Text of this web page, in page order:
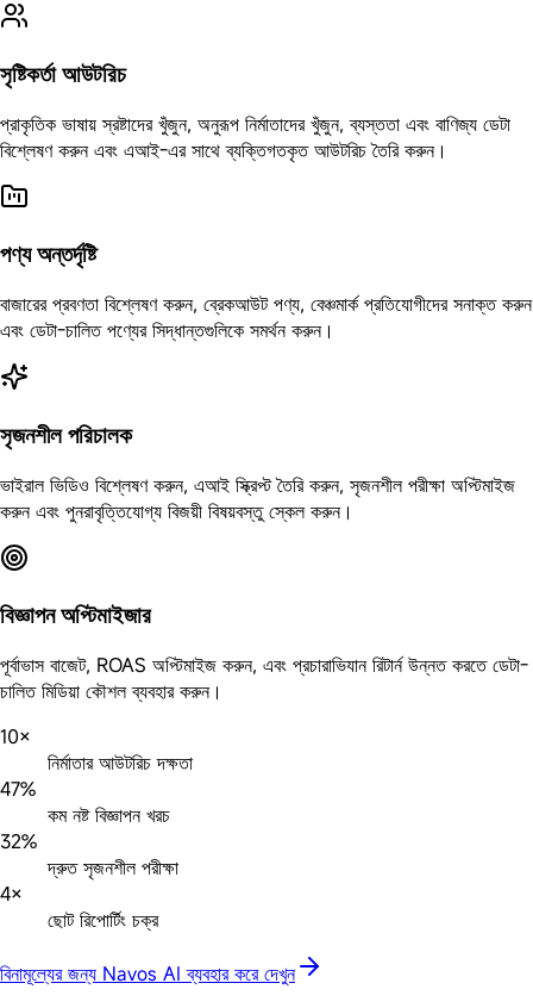
সৃষ্টিকর্তা আউটরিচ
প্রাকৃতিক ভাষায় স্রষ্টাদের খুঁজুন, অনুরূপ নির্মাতাদের খুঁজুন, ব্যস্ততা এবং বাণিজ্য ডেটা
বিশ্লেষণ করুন এবং এআই-এর সাথে ব্যক্তিগতকৃত আউটরিচ তৈরি করুন।
পণ্য অন্তর্দৃষ্টি
বাজারের প্রবণতা বিশ্লেষণ করুন, ব্রেকআউট পণ্য, বেঞ্চমার্ক প্রতিযোগীদের সনাক্ত করুন
এবং ডেটা-চালিত পণ্যের সিদ্ধান্তগুলিকে সমর্থন করুন।
সৃজনশীল পরিচালক
ভাইরাল ভিডিও বিশ্লেষণ করুন, এআই স্ক্রিপ্ট তৈরি করুন, সৃজনশীল পরীক্ষা অপ্টিমাইজ
করুন এবং পুনরাবৃত্তিযোগ্য বিজয়ী বিষয়বস্তু স্কেল করুন।
বিজ্ঞাপন অপ্টিমাইজার
পূর্বাভাস বাজেট, ROAS অপ্টিমাইজ করুন, এবং প্রচারাভিযান রিটার্ন উন্নত করতে ডেটা-
চালিত মিডিয়া কৌশল ব্যবহার করুন।
10×
নির্মাতার আউটরিচ দক্ষতা
47%
কম নষ্ট বিজ্ঞাপন খরচ
32%
দ্রুত সৃজনশীল পরীক্ষা
4×
ছোট রিপোর্টিং চক্র
বিনামূল্যের জন্য Navos AI ব্যবহার করে দেখুন